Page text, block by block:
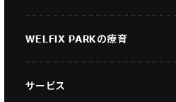
WELFIX PARKの療育
サービス